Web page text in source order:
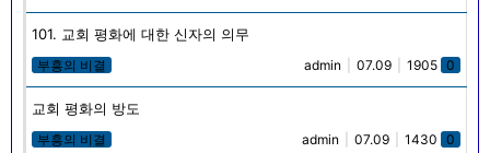
101. 교회 평화에 대한 신자의 의무
부흥의 비결 admin 07.09 1905 0
교회 평화의 방도
부흥의 비결 admin 07.09 1430 0